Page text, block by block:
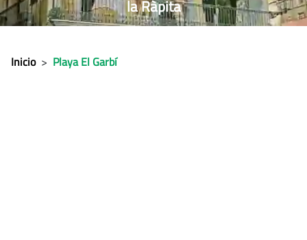
la Ràpita
Inicio > Playa El Garbí